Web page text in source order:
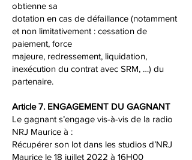
obtienne sa
dotation en cas de défaillance (notamment
et non limitativement : cessation de
paiement, force
majeure, redressement, liquidation,
inexécution du contrat avec SRM, …) du
partenaire.
Article 7. ENGAGEMENT DU GAGNANT
Le gagnant s’engage vis-à-vis de la radio
NRJ Maurice à :
Récupérer son lot dans les studios d’NRJ
Maurice le 18 juillet 2022 à 16H00